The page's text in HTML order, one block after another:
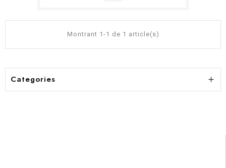
Montrant 1-1 de 1 article(s)
Categories 